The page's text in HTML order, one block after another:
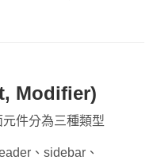
Modifier)
件分為三種類型
、sidebar、